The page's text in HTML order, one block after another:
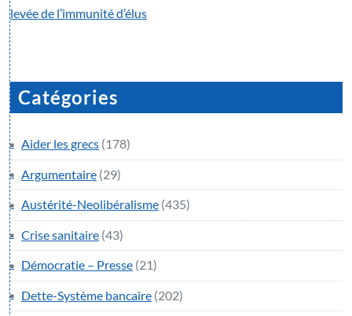
levée de l’immunité d’élus
Catégories
Aider les grecs (178)
Argumentaire (29)
Austérité-Neolibéralisme (435)
Crise sanitaire (43)
Démocratie – Presse (21)
Dette-Système bancaire (202)